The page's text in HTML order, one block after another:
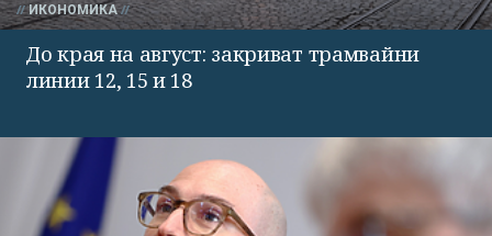
ИКОНОМИКА
До края на август: закриват трамвайни
линии 12, 15 и 18